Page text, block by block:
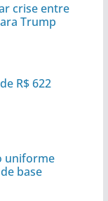
crise entre
Trump
R$ 622
uniforme
base